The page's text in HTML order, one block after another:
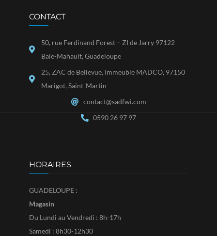
CONTACT
50, rue Ferdinand Forest – ZI de Jarry 97122
Baie-Mahault, Guadeloupe
25, ZAC de Bellevue, Immeuble MADCO, 97150
Marigot, Saint-Martin
contact@sadfwi.com
0590 26 97 97
HORAIRES
GUADELOUPE :
Magasin
Du Lundi au Vendredi : 8h-17h
Samedi : 8h30-12h30